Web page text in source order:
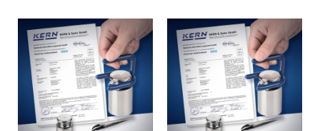
Set verificare minimal
Cutii pentru clean room
Cutii din POM
Seturi de greutati
OIML E1
OIML E2